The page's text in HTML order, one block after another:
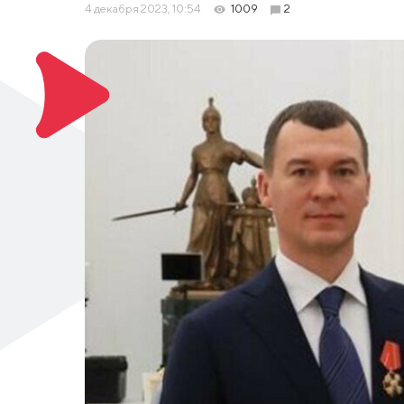
4 декабря 2023, 10:54 1009 2